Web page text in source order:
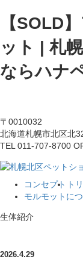
【SOLD
ット | 札
ならハナ
〒0010032
北海道札幌市北区北
TEL 011-707-8700
コンセプト ト
モルモットに
生体紹介
2026.4.29